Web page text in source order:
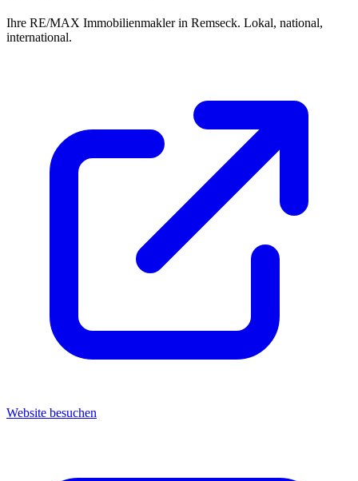
Ihre RE/MAX Immobilienmakler in Remseck. Lokal, national,
international.
Website besuchen